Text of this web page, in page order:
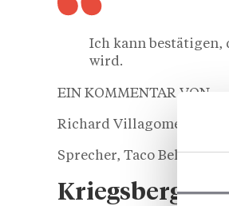
Ich kann bestätigen,
wird.
EIN KOMMENTAR VON
Richard Villagomez
Sprecher, Taco Bell,